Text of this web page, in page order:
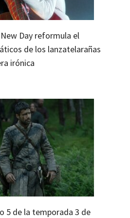
Day reformula el
de los lanzatelarañas
irónica
5 de la temporada 3 de